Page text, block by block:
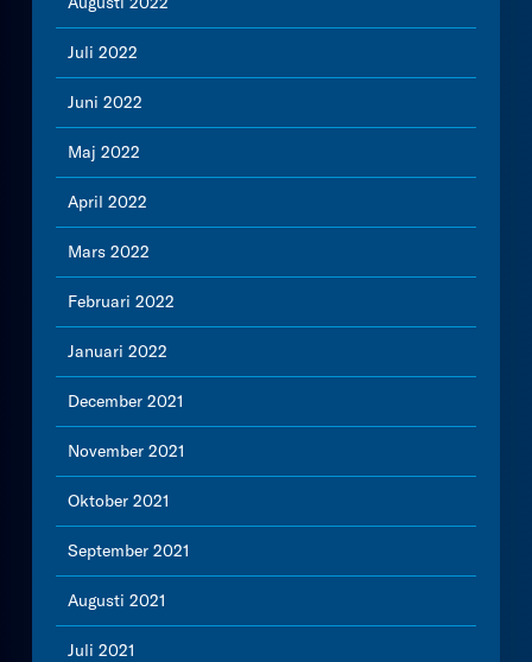
Juli 2022
Juni 2022
Maj 2022
April 2022
Mars 2022
Februari 2022
Januari 2022
December 2021
November 2021
Oktober 2021
September 2021
Augusti 2021
Juli 2021